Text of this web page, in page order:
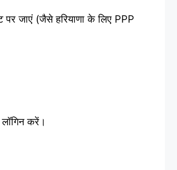
जाएं (जैसे हरियाणा के लिए PPP
करें।